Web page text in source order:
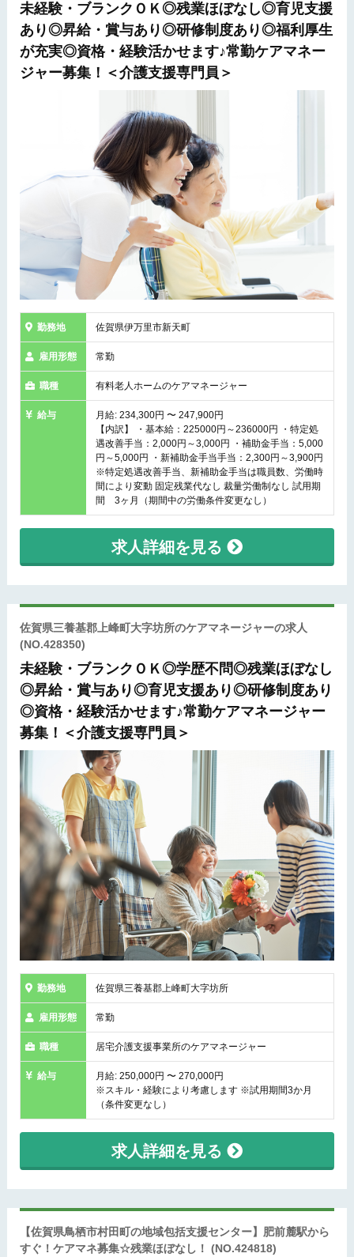
未経験・ブランクＯＫ◎残業ほぼなし◎育児支援
あり◎昇給・賞与あり◎研修制度あり◎福利厚生
が充実◎資格・経験活かせます♪常勤ケアマネー
ジャー募集！＜介護支援専門員＞
勤務地 佐賀県伊万里市新天町
雇用形態 常勤
職種 有料老人ホームのケアマネージャー
給与
月給: 234,300円 〜 247,900円
【内訳】 ・基本給：225000円～236000円 ・特定処
遇改善手当：2,000円～3,000円 ・補助金手当：5,000
円～5,000円 ・新補助金手当手当：2,300円～3,900円
※特定処遇改善手当、新補助金手当は職員数、労働時
間により変動 固定残業代なし 裁量労働制なし 試用期
間 3ヶ月（期間中の労働条件変更なし）
求人詳細を見る
佐賀県三養基郡上峰町大字坊所のケアマネージャーの求人
(NO.428350)
未経験・ブランクＯＫ◎学歴不問◎残業ほぼなし
◎昇給・賞与あり◎育児支援あり◎研修制度あり
◎資格・経験活かせます♪常勤ケアマネージャー
募集！＜介護支援専門員＞
勤務地 佐賀県三養基郡上峰町大字坊所
雇用形態 常勤
職種 居宅介護支援事業所のケアマネージャー
給与
月給: 250,000円 〜 270,000円
※スキル・経験により考慮します ※試用期間3か月
（条件変更なし）
求人詳細を見る
【佐賀県鳥栖市村田町の地域包括支援センター】肥前麓駅から
すぐ！ケアマネ募集☆残業ほぼなし！ (NO.424818)